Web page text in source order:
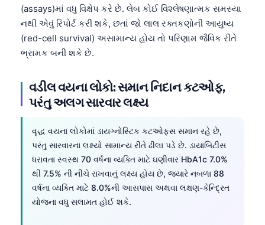
(assays)માં વધુ વિક્ષેપ કરે છે. લેબ કોઈ વિશ્લેષણાત્મક સમસ્યા
નથી એવું રિપોર્ટ કરી શકે, છતાં જો લાલ રક્તકણોની આયુષ્ય
(red-cell survival) અસામાન્ય હોય તો પરિણામ જૈવિક રીતે
ભ્રામક બની શકે છે.
વડીલ વયના લોકો: સમાન નિદાન કટઓફ,
પરંતુ અલગ સારવાર લક્ષ્ય
વૃદ્ધ વયના લોકોમાં ડાયગ્નોસ્ટિક કટઓફ્સ સમાન રહે છે,
પરંતુ સારવારના લક્ષ્યો સામાન્ય રીતે ઢીલા પડે છે. ડાયાબિટીસ
ધરાવતા સ્વસ્થ 70 વર્ષના વ્યક્તિ માટે ઘણીવાર HbA1c 7.0%
થી 7.5% ની નીચે રાખવાનું લક્ષ્ય હોય છે, જ્યારે નબળા 88
વર્ષના વ્યક્તિ માટે 8.0%ની આસપાસ અથવા લક્ષણ-કેન્દ્રિત
યોજના વધુ સલામત હોઈ શકે.